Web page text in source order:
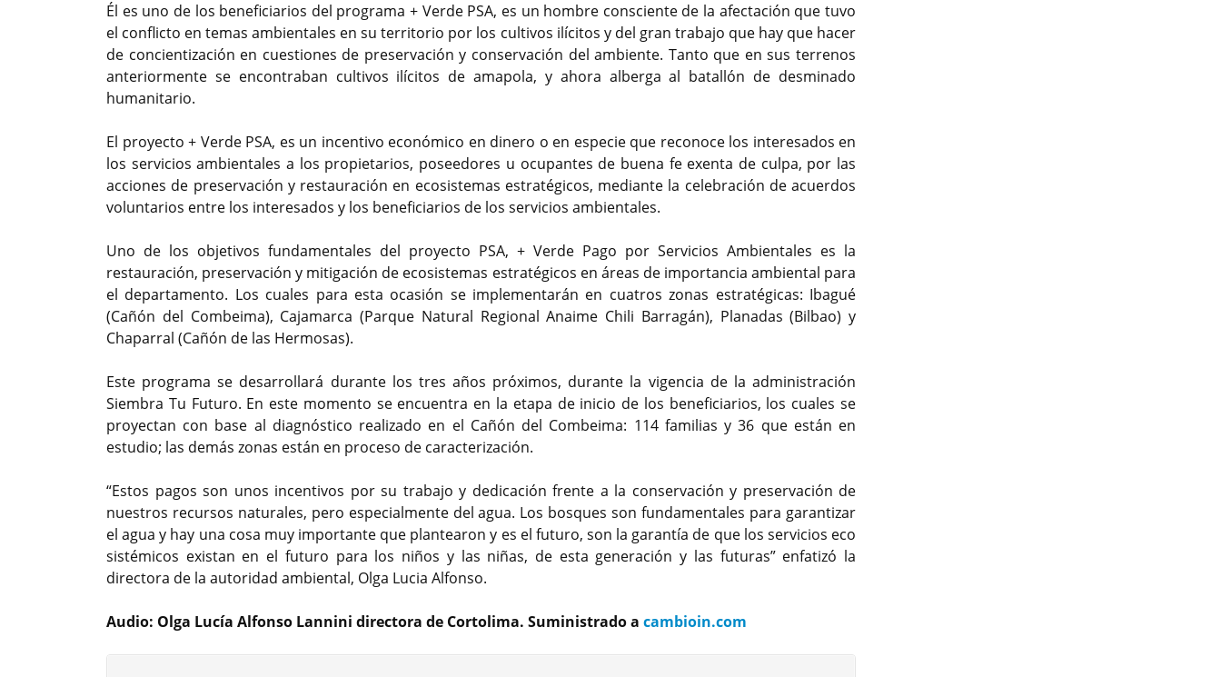
Él es uno de los beneficiarios del programa + Verde PSA, es un hombre consciente de la afectación que tuvo
el conflicto en temas ambientales en su territorio por los cultivos ilícitos y del gran trabajo que hay que hacer
de concientización en cuestiones de preservación y conservación del ambiente. Tanto que en sus terrenos
anteriormente se encontraban cultivos ilícitos de amapola, y ahora alberga al batallón de desminado
humanitario.
El proyecto + Verde PSA, es un incentivo económico en dinero o en especie que reconoce los interesados en
los servicios ambientales a los propietarios, poseedores u ocupantes de buena fe exenta de culpa, por las
acciones de preservación y restauración en ecosistemas estratégicos, mediante la celebración de acuerdos
voluntarios entre los interesados y los beneficiarios de los servicios ambientales.
Uno de los objetivos fundamentales del proyecto PSA, + Verde Pago por Servicios Ambientales es la
restauración, preservación y mitigación de ecosistemas estratégicos en áreas de importancia ambiental para
el departamento. Los cuales para esta ocasión se implementarán en cuatros zonas estratégicas: Ibagué
(Cañón del Combeima), Cajamarca (Parque Natural Regional Anaime Chili Barragán), Planadas (Bilbao) y
Chaparral (Cañón de las Hermosas).
Este programa se desarrollará durante los tres años próximos, durante la vigencia de la administración
Siembra Tu Futuro. En este momento se encuentra en la etapa de inicio de los beneficiarios, los cuales se
proyectan con base al diagnóstico realizado en el Cañón del Combeima: 114 familias y 36 que están en
estudio; las demás zonas están en proceso de caracterización.
“Estos pagos son unos incentivos por su trabajo y dedicación frente a la conservación y preservación de
nuestros recursos naturales, pero especialmente del agua. Los bosques son fundamentales para garantizar
el agua y hay una cosa muy importante que plantearon y es el futuro, son la garantía de que los servicios eco
sistémicos existan en el futuro para los niños y las niñas, de esta generación y las futuras” enfatizó la
directora de la autoridad ambiental, Olga Lucia Alfonso.
Audio: Olga Lucía Alfonso Lannini directora de Cortolima. Suministrado a cambioin.com